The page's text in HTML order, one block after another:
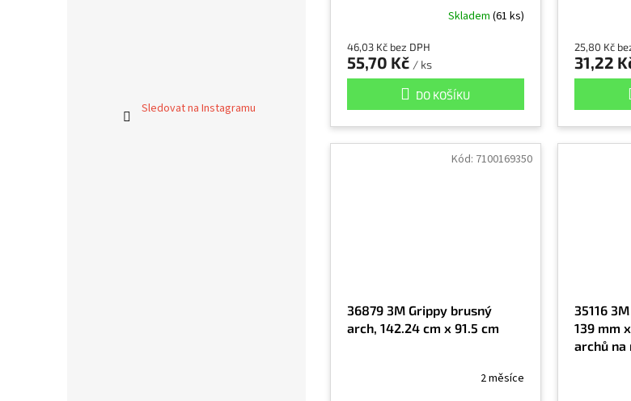
Sledovat na Instagramu
Skladem (61 ks)
46,03 Kč bez DPH
55,70 Kč / ks
DO KOŠÍKU
25,80 Kč
31,22
36879 3M Grippy brusný
arch, 142.24 cm x 91.5 cm
2 měsíce
Kód: 7100169350
35116
139 mm
archů na